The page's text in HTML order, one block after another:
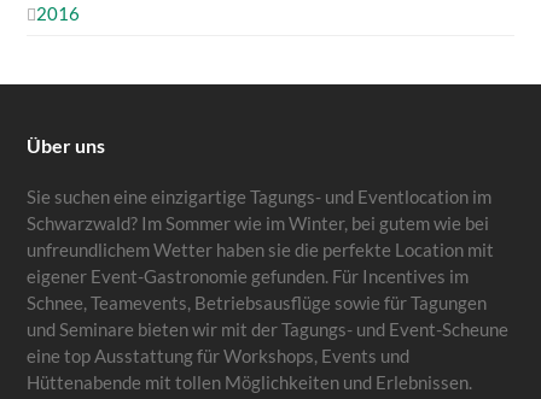
2016
Über uns
Sie suchen eine einzigartige Tagungs- und Eventlocation im
Schwarzwald? Im Sommer wie im Winter, bei gutem wie bei
unfreundlichem Wetter haben sie die perfekte Location mit
eigener Event-Gastronomie gefunden. Für Incentives im
Schnee, Teamevents, Betriebsausflüge sowie für Tagungen
und Seminare bieten wir mit der Tagungs- und Event-Scheune
eine top Ausstattung für Workshops, Events und
Hüttenabende mit tollen Möglichkeiten und Erlebnissen.